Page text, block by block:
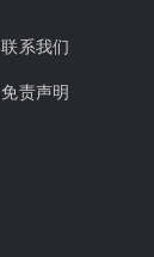
联系我们
免责声明